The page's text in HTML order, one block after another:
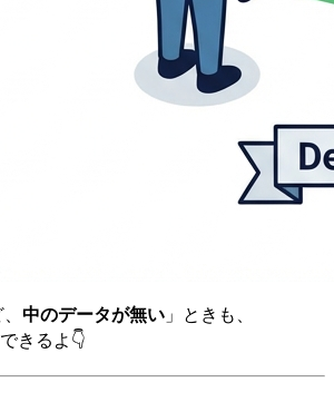
中のデータが無い 」ときも、
きるよ👇